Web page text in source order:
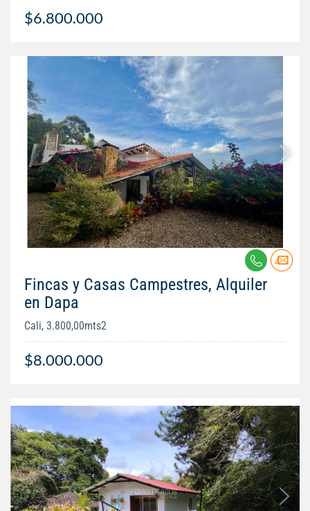
$6.800.000
Fincas y Casas Campestres, Alquiler
en Dapa
Cali, 3.800,00mts2
$8.000.000